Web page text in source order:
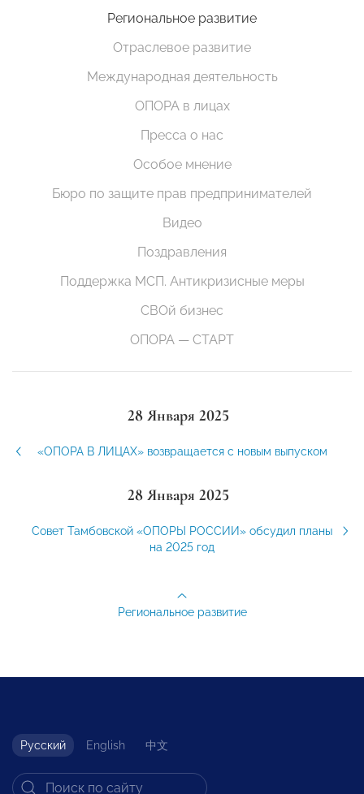
Региональное развитие
Отраслевое развитие
Международная деятельность
ОПОРА в лицах
Пресса о нас
Особое мнение
Бюро по защите прав предпринимателей
Видео
Поздравления
Поддержка МСП. Антикризисные меры
СВОй бизнес
ОПОРА — СТАРТ
28 Января 2025
«ОПОРА В ЛИЦАХ» возвращается с новым выпуском
28 Января 2025
Совет Тамбовской «ОПОРЫ РОССИИ» обсудил планы
на 2025 год
Региональное развитие
Русский English 中文